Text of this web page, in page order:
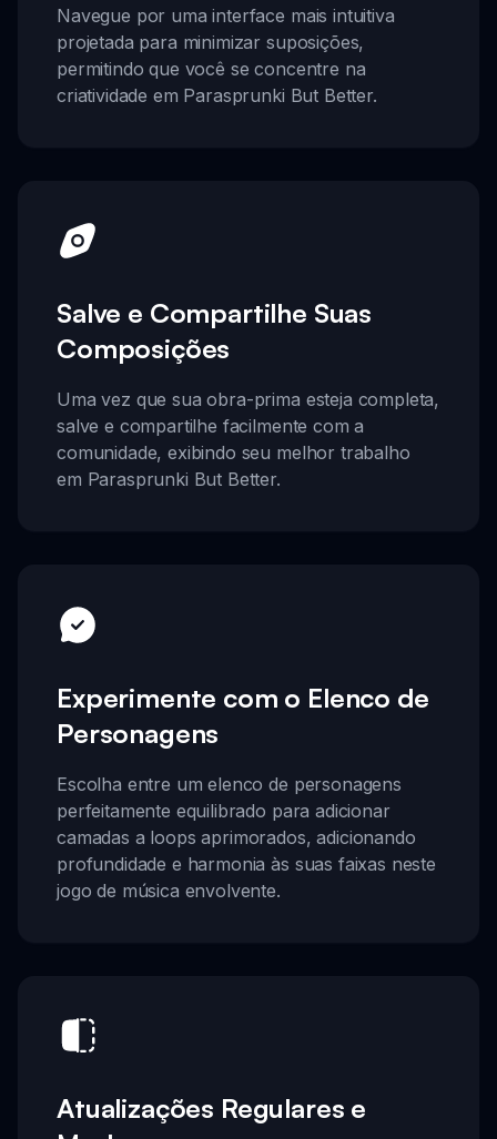
Navegue por uma interface mais intuitiva
projetada para minimizar suposições,
permitindo que você se concentre na
criatividade em Parasprunki But Better.
Salve e Compartilhe Suas
Composições
Uma vez que sua obra-prima esteja completa,
salve e compartilhe facilmente com a
comunidade, exibindo seu melhor trabalho
em Parasprunki But Better.
Experimente com o Elenco de
Personagens
Escolha entre um elenco de personagens
perfeitamente equilibrado para adicionar
camadas a loops aprimorados, adicionando
profundidade e harmonia às suas faixas neste
jogo de música envolvente.
Atualizações Regulares e